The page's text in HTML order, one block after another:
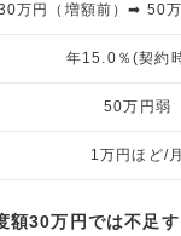
万円（増額前）➡ 50万
年15.0％(契約
50万円弱
1万円ほど/月
額30万円では不足